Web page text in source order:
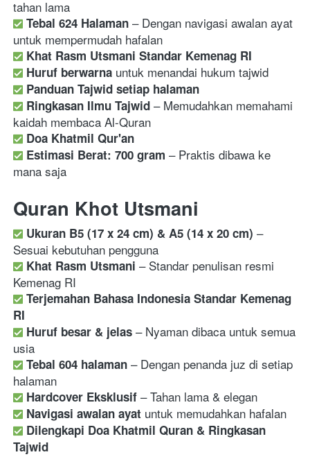
Tebal 624 Halaman – Dengan navigasi awalan ayat
Khat Rasm Utsmani Standar Kemenag RI
Huruf berwarna
Panduan Tajwid setiap halaman
Ringkasan Ilmu Tajwid – Memudahkan memahami
Doa Khatmil Qur'an
Estimasi Berat: 700 gram – Praktis dibawa ke
mana saja
Quran Khot Utsmani
Ukuran B5 (17 x 24 cm) & A5 (14 x 20 cm) –
Khat Rasm Utsmani – Standar penulisan resmi
Terjemahan Bahasa Indonesia Standar Kemenag
RI
Huruf besar & jelas – Nyaman dibaca untuk semua
Tebal 604 halaman – Dengan penanda juz di setiap
Hardcover Eksklusif
Navigasi awalan ayat
Dilengkapi Doa Khatmil Quran & Ringkasan
Tajwid